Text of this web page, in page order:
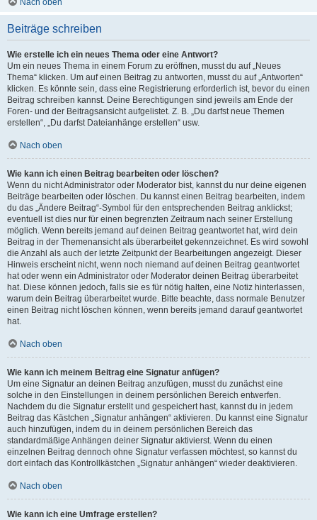
Nach oben
Beiträge schreiben
Wie erstelle ich ein neues Thema oder eine Antwort?
Um ein neues Thema in einem Forum zu eröffnen, musst du auf „Neues
Thema“ klicken. Um auf einen Beitrag zu antworten, musst du auf „Antworten“
klicken. Es könnte sein, dass eine Registrierung erforderlich ist, bevor du einen
Beitrag schreiben kannst. Deine Berechtigungen sind jeweils am Ende der
Foren- und der Beitragsansicht aufgelistet. Z. B. „Du darfst neue Themen
erstellen“, „Du darfst Dateianhänge erstellen“ usw.
Nach oben
Wie kann ich einen Beitrag bearbeiten oder löschen?
Wenn du nicht Administrator oder Moderator bist, kannst du nur deine eigenen
Beiträge bearbeiten oder löschen. Du kannst einen Beitrag bearbeiten, indem
du das „Ändere Beitrag“-Symbol für den entsprechenden Beitrag anklickst;
eventuell ist dies nur für einen begrenzten Zeitraum nach seiner Erstellung
möglich. Wenn bereits jemand auf deinen Beitrag geantwortet hat, wird dein
Beitrag in der Themenansicht als überarbeitet gekennzeichnet. Es wird sowohl
die Anzahl als auch der letzte Zeitpunkt der Bearbeitungen angezeigt. Dieser
Hinweis erscheint nicht, wenn noch niemand auf deinen Beitrag geantwortet
hat oder wenn ein Administrator oder Moderator deinen Beitrag überarbeitet
hat. Diese können jedoch, falls sie es für nötig halten, eine Notiz hinterlassen,
warum dein Beitrag überarbeitet wurde. Bitte beachte, dass normale Benutzer
einen Beitrag nicht löschen können, wenn bereits jemand darauf geantwortet
hat.
Nach oben
Wie kann ich meinem Beitrag eine Signatur anfügen?
Um eine Signatur an deinen Beitrag anzufügen, musst du zunächst eine
solche in den Einstellungen in deinem persönlichen Bereich entwerfen.
Nachdem du die Signatur erstellt und gespeichert hast, kannst du in jedem
Beitrag das Kästchen „Signatur anhängen“ aktivieren. Du kannst eine Signatur
auch hinzufügen, indem du in deinem persönlichen Bereich das
standardmäßige Anhängen deiner Signatur aktivierst. Wenn du einen
einzelnen Beitrag dennoch ohne Signatur verfassen möchtest, so kannst du
dort einfach das Kontrollkästchen „Signatur anhängen“ wieder deaktivieren.
Nach oben
Wie kann ich eine Umfrage erstellen?